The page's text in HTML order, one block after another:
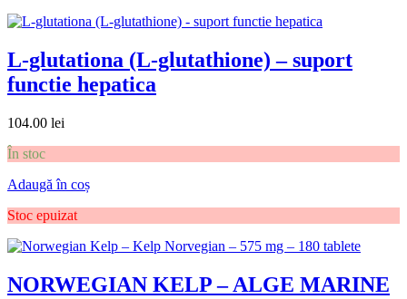
L-glutationa (L-glutathione) – suport
functie hepatica
104.00 lei
În stoc
Adaugă în coș
Stoc epuizat
NORWEGIAN KELP – ALGE MARINE